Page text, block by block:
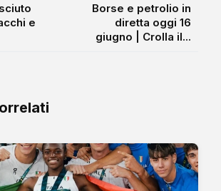
e
Borse e petrolio in
diretta oggi 16
giugno | Crolla il...